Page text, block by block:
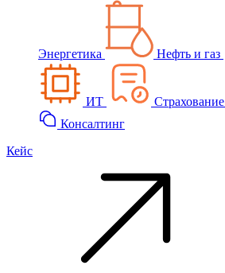
Энергетика Нефть и газ
ИТ Страхование
Консалтинг
Кейс